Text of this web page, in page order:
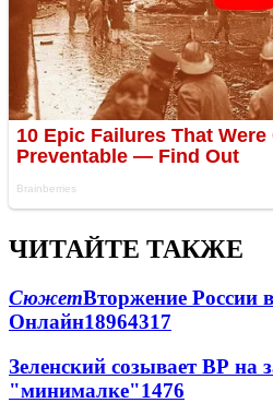
ЧИТАЙТЕ ТАКЖЕ
СюжетВторжение России
Онлайн18964317
Зеленский созывает ВР на
"минималке"1476